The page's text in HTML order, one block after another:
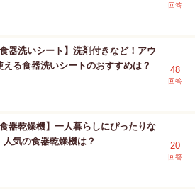
回答
食器洗いシート】洗剤付きなど！アウ
える食器洗いシートのおすすめは？
48
回答
食器乾燥機】一人暮らしにぴったりな
人気の食器乾燥機は？
20
回答